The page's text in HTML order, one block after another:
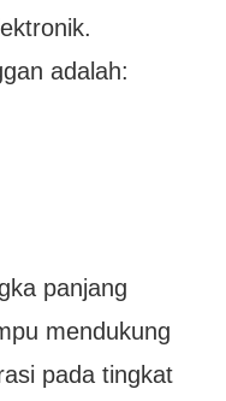
adalah:
panjang
mendukung
pada tingkat